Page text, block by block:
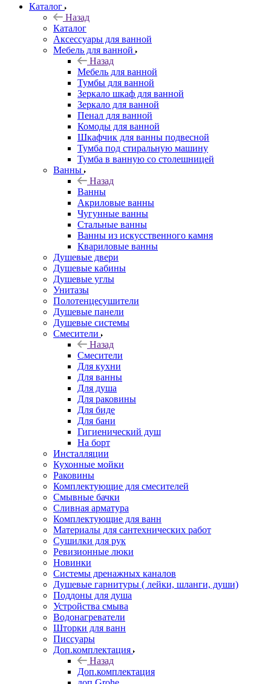
Каталог
Назад
Каталог
Аксессуары для ванной
Мебель для ванной
Назад
Мебель для ванной
Тумбы для ванной
Зеркало шкаф для ванной
Зеркало для ванной
Пенал для ванной
Комоды для ванной
Шкафчик для ванны подвесной
Тумба под стиральную машину
Тумба в ванную со столешницей
Ванны
Назад
Ванны
Акриловые ванны
Чугунные ванны
Стальные ванны
Ванны из искусственного камня
Квариловые ванны
Душевые двери
Душевые кабины
Душевые углы
Унитазы
Полотенцесушители
Душевые панели
Душевые системы
Смесители
Назад
Смесители
Для кухни
Для ванны
Для душа
Для раковины
Для биде
Для бани
Гигиенический душ
На борт
Инсталляции
Кухонные мойки
Раковины
Комплектующие для смесителей
Смывные бачки
Сливная арматура
Комплектующие для ванн
Материалы для сантехнических работ
Сушилки для рук
Ревизионные люки
Новинки
Системы дренажных каналов
Душевые гарнитуры ( лейки, шланги, души)
Поддоны для душа
Устройства смыва
Водонагреватели
Шторки для ванн
Писсуары
Доп.комплектация
Назад
Доп.комплектация